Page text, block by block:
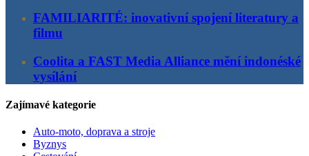
FAMILIARITÉ: inovativní spojení literatury a
filmu
Coolita a FAST Media Alliance mění indonéské
vysílání
Zajímavé kategorie
Auto-moto, doprava a stroje
Byznys